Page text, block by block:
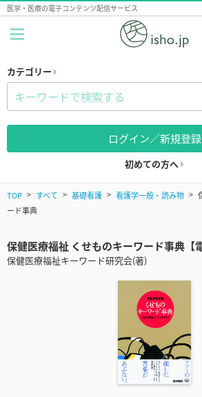
医学・医療の電子コンテンツ配信サービス
カテゴリー
ログイン／新規登録
初めての方へ
TOP すべて 基礎看護 看護学一般・読み物
ード事典
保健医療福祉 くせものキーワード事典【
保健医療福祉キーワード研究会(著)